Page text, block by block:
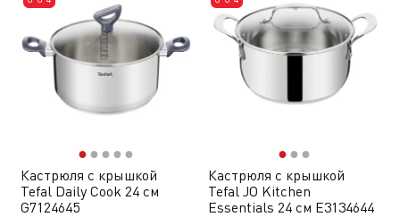
●● ● ● ●
Кастрюля с крышкой
Tefal Daily Cook 24 см
G7124645
●● ●
Кастрюля с крышкой
Tefal JO Kitchen
Essentials 24 см E3134644